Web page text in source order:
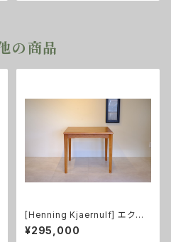
の商品
[Henning Kjaernulf] エクス
テンション付ダイニングテーブル
チーク
¥295,000